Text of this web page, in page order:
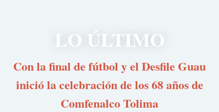
LO ÚLTIMO
Con la final de fútbol y el Desfile Guau
inició la celebración de los 68 años de
Comfenalco Tolima